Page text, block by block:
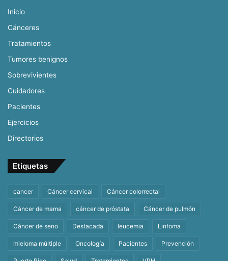
Inicio
Cánceres
Tratamientos
Tumores benignos
Sobrevivientes
Cuidadores
Pacientes
Ejercicios
Directorios
Etiquetas
cancer Cáncer cervical Cáncer colorrectal
Cáncer de mama cáncer de próstata Cáncer de pulmón
Cáncer de seno Destacada leucemia Linfoma
mieloma múltiple Oncología Pacientes Prevención